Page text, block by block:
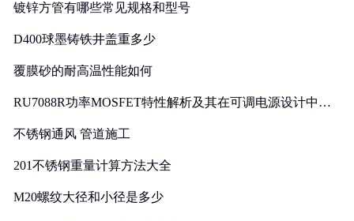
镀锌方管有哪些常见规格和型号
D400球墨铸铁井盖重多少
覆膜砂的耐高温性能如何
RU7088R功率MOSFET特性解析及其在可调电源设计中的
不锈钢通风 管道施工
201不锈钢重量计算方法大全
M20螺纹大径和小径是多少